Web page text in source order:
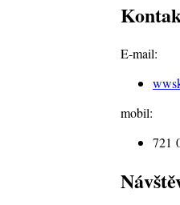
E-mail:
mobil:
721